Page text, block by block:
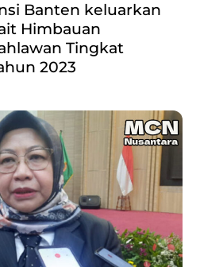
Banten keluarkan
Himbauan
Tingkat
2023